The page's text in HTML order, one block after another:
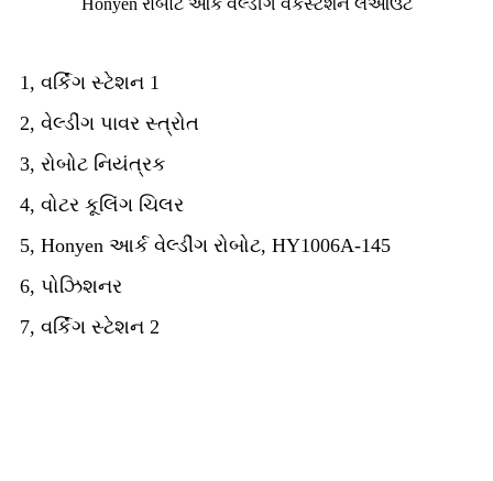
1, વર્કિંગ સ્ટેશન 1
2, વેલ્ડીંગ પાવર સ્ત્રોત
3, રોબોટ નિયંત્રક
4, વોટર કૂલિંગ ચિલર
5, Honyen આર્ક વેલ્ડીંગ રોબોટ, HY1006A-145
6, પોઝિશનર
7, વર્કિંગ સ્ટેશન 2